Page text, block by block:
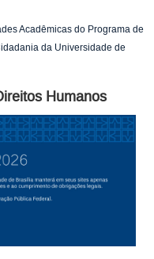
Acadêmicas do Programa de
da Universidade de
Humanos